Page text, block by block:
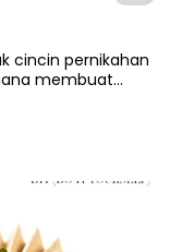
cincin pernikahan
membuat...